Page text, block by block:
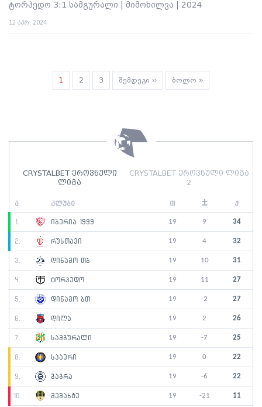
CRYSTALBET ეროვნული
ლიგა
CRYSTALBET ეროვნული ლიგა
2
ა კლუბი თ ± ქ
1. იბერია 1999 19 9 34
2. რუსთავი 19 4 32
3. დინამო თბ 19 10 31
4. ტორპედო 19 11 27
5. დინამო ბთ 19 -2 27
6. დილა 19 2 26
7. სამგურალი 19 -7 25
8. სპაერი 19 0 22
9. გაგრა 19 -6 22
10. მეშახტე 19 -21 11
ტორპედო 3:1 სამგურალი | მიმოხილვა | 2024
12 აპრ. 2024
PaginationCurrent
page
1 გვერდი
2 გვერდი
3
Next
page
შემდეგი ››
Last
page
ბოლო »